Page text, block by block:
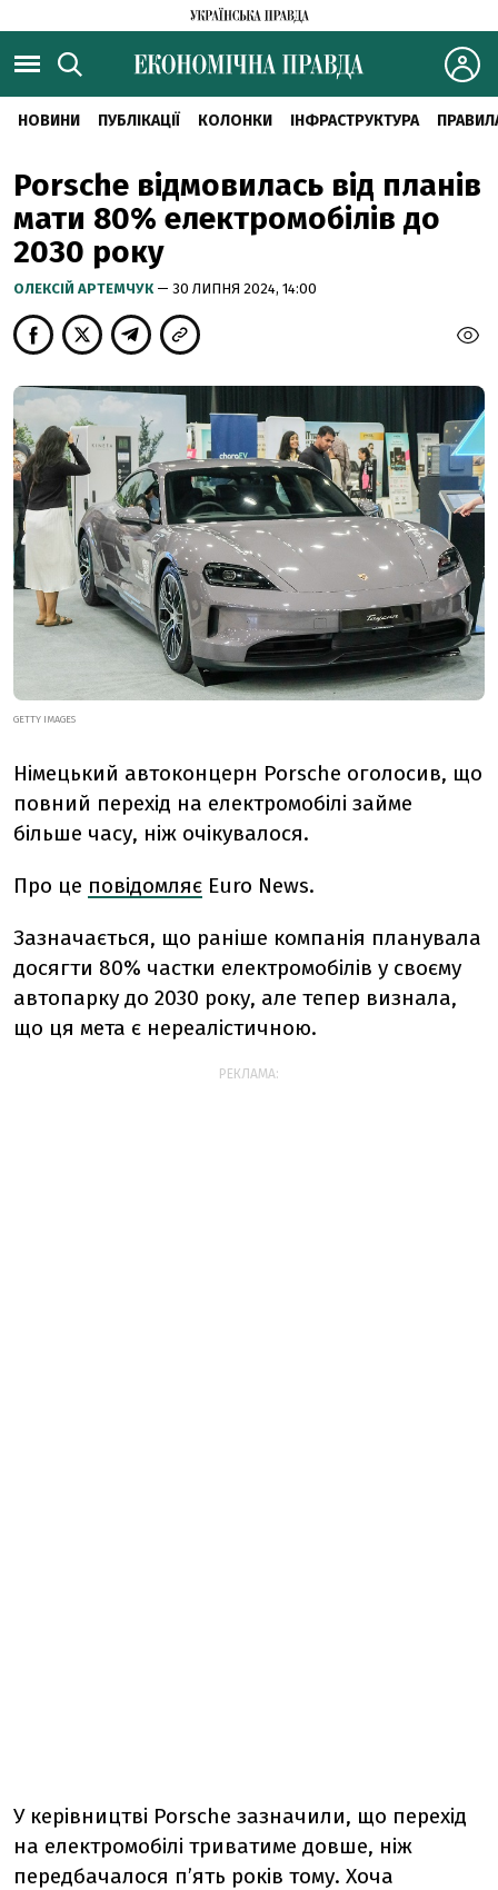
НОВИНИ ПУБЛІКАЦІЇ КОЛОНКИ ІНФРАСТРУКТУРА
Porsche відмовилась від планів
мати 80% електромобілів до
2030 року
ОЛЕКСІЙ АРТЕМЧУК — 30 ЛИПНЯ 2024, 14:00
GETTY IMAGES
Німецький автоконцерн Porsche оголосив, що
повний перехід на електромобілі займе
більше часу, ніж очікувалося.
Про це повідомляє Euro News.
Зазначається, що раніше компанія планувала
досягти 80% частки електромобілів у своєму
автопарку до 2030 року, але тепер визнала,
що ця мета є нереалістичною.
РЕКЛАМА:
У керівництві Porsche зазначили, що перехід
на електромобілі триватиме довше, ніж
передбачалося п’ять років тому. Хоча